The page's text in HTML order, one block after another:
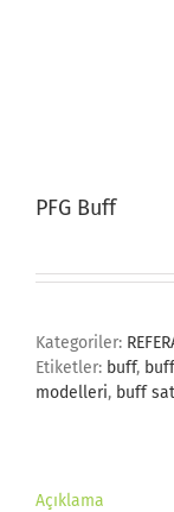
PFG Buff
Kategoriler:
Etiketler: buff,
modelleri, buff
Açıklama